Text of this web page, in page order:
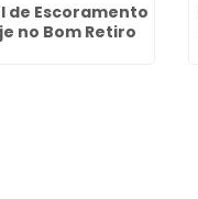
de Escoramento
no Bom Retiro